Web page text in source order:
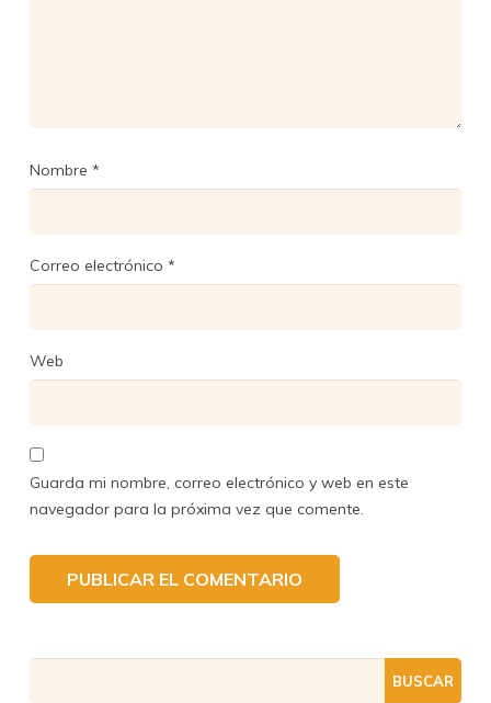
Nombre *
Correo electrónico *
Web
Guarda mi nombre, correo electrónico y web en este
navegador para la próxima vez que comente.